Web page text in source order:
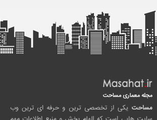
مجله معماری مساحت
مساحت یکی از تخصصی ترین و حرفه ای ترین وب